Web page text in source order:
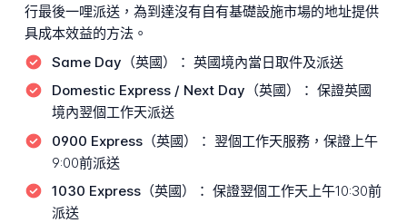
行最後一哩派送，為到達沒有自有基礎設施市場的地址提供
具成本效益的方法。
Same Day（英國）： 英國境內當日取件及派送
Domestic Express / Next Day（英國）： 保證英國
境內翌個工作天派送
0900 Express（英國）： 翌個工作天服務，保證上午
9:00前派送
1030 Express（英國）： 保證翌個工作天上午10:30前
派送